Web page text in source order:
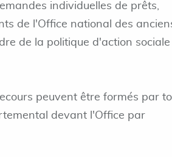
individuelles de prêts,
de l'Office national des
de la politique d'action
peuvent être formés par
devant l'Office par